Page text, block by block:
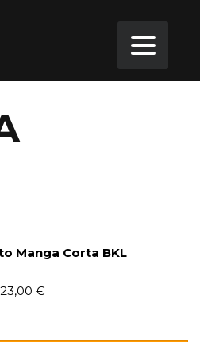
Manga Corta BKL
23,00 €